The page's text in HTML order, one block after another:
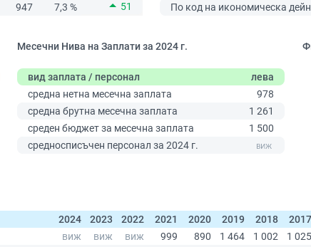
947 7,3 % 51
По код на икономическа
Месечни Нива на Заплати за 2024 г.
вид заплата / персонал
лева
средна нетна месечна заплата
978
средна брутна месечна заплата
1 261
среден бюджет за месечна заплата
1 500
средносписъчен персонал за 2024 г.
2024
2023 2022 2021 2020 2019 2018
2017